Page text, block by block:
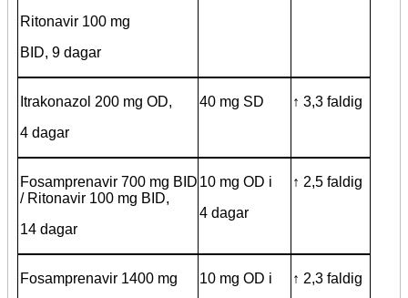
Ritonavir 100 mg
BID, 9 dagar
Itrakonazol 200 mg OD,
4 dagar
40 mg SD ↑ 3,3 faldig
Fosamprenavir 700 mg BID
/ Ritonavir 100 mg BID,
14 dagar
10 mg OD i
4 dagar
↑ 2,5 faldig
Fosamprenavir 1400 mg
10 mg OD i
↑ 2,3 faldig